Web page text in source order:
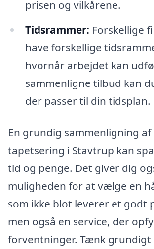
prisen og vilkårene.
Tidsrammer: Forskellige
have forskellige
hvornår arbejdet kan
sammenligne tilbud kan
der passer til din tidsplan.
En grundig sammenligning
tapetsering i Stavtrup kan
tid og penge. Det giver dig
muligheden for at vælge en
som ikke blot leverer et godt
men også en service, der
forventninger. Tænk grundigt